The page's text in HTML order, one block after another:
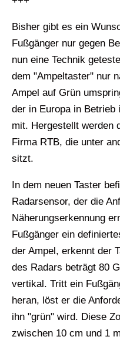
Bisher gibt es ein
Fußgänger nur gegen
nun eine Technik
dem "Ampeltaster" nur
Ampel auf Grün
der in Europa in
mit. Hergestellt werden
Firma RTB, die unter
sitzt.
In dem neuen Taster
Radarsensor, der die
Näherungserkennung
Fußgänger ein
der Ampel, erkennt der
des Radars beträgt 80
vertikal. Tritt ein
heran, löst er die
ihn "grün" wird. Diese
zwischen 10 cm und 1